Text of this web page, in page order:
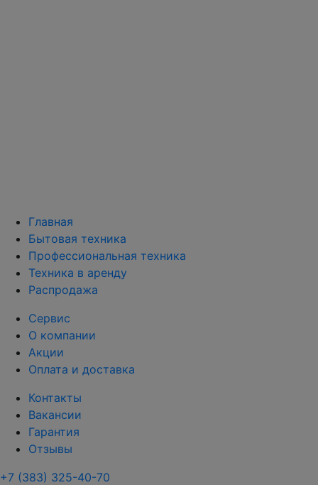
Главная
Бытовая техника
Профессиональная техника
Техника в аренду
Распродажа
Сервис
О компании
Акции
Оплата и доставка
Контакты
Вакансии
Гарантия
Отзывы
+7 (383) 325-40-70